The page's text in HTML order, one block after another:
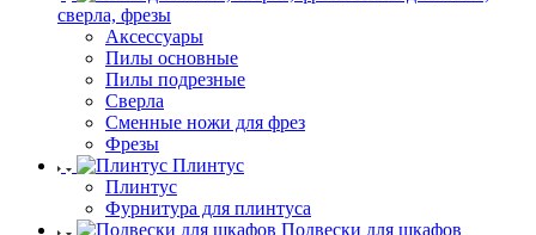
сверла, фрезы
Аксессуары
Пилы основные
Пилы подрезные
Сверла
Сменные ножи для фрез
Фрезы
Плинтус
Плинтус
Фурнитура для плинтуса
Подвески для шкафов